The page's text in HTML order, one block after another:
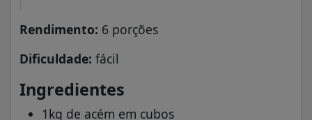
Rendimento: 6 porções
Dificuldade: fácil
Ingredientes
1kg de acém em cubos